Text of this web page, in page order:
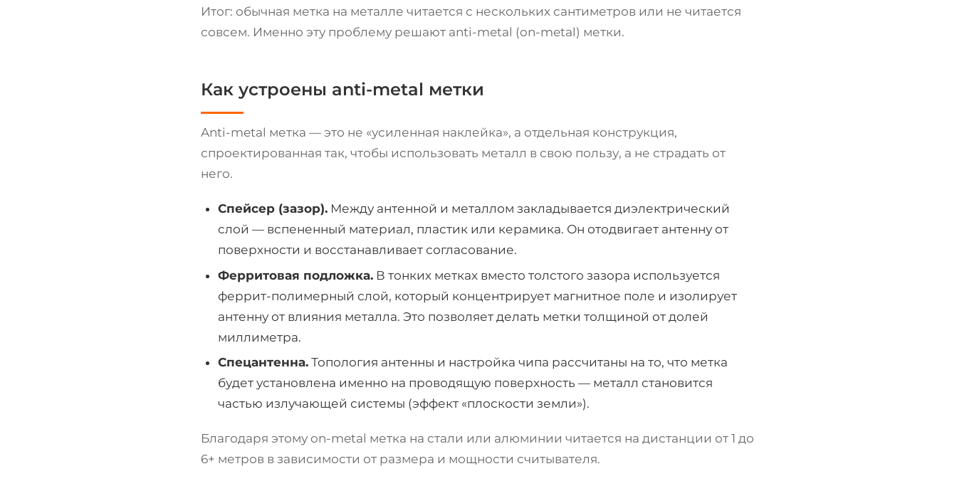
Итог: обычная метка на металле читается с нескольких сантиметров или не читается
совсем. Именно эту проблему решают anti-metal (on-metal) метки.
Как устроены anti-metal метки
Anti-metal метка — это не «усиленная наклейка», а отдельная конструкция,
спроектированная так, чтобы использовать металл в свою пользу, а не страдать от
него.
Спейсер (зазор). Между антенной и металлом закладывается диэлектрический
слой — вспененный материал, пластик или керамика. Он отодвигает антенну от
поверхности и восстанавливает согласование.
Ферритовая подложка. В тонких метках вместо толстого зазора используется
феррит-полимерный слой, который концентрирует магнитное поле и изолирует
антенну от влияния металла. Это позволяет делать метки толщиной от долей
миллиметра.
Спецантенна. Топология антенны и настройка чипа рассчитаны на то, что метка
будет установлена именно на проводящую поверхность — металл становится
частью излучающей системы (эффект «плоскости земли»).
Благодаря этому on-metal метка на стали или алюминии читается на дистанции от 1 до
6+ метров в зависимости от размера и мощности считывателя.